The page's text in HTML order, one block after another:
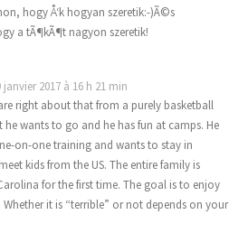
hogy Å‘k hogyan szeretik:-)Ã©s
a tÃ¶kÃ¶t nagyon szeretik!
janvier 2017 à 16 h 21 min
right about that from a purely basketball
he wants to go and he has fun at camps. He
on-one training and wants to stay in
kids from the US. The entire family is
for the first time. The goal is to enjoy
Whether it is “terrible” or not depends on your